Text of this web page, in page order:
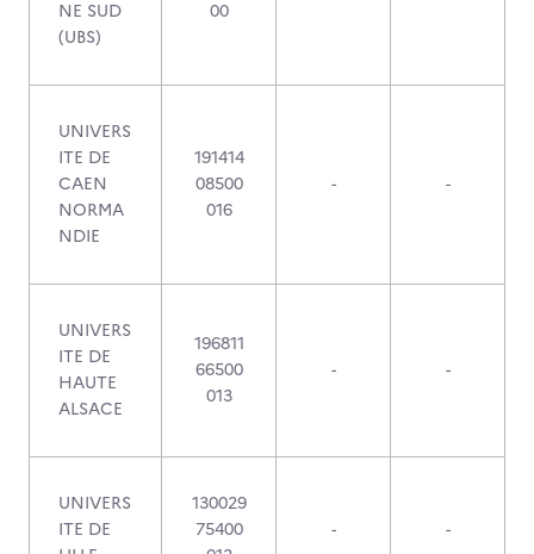
NE SUD
(UBS)
00
UNIVERS
ITE DE
CAEN
NORMA
NDIE
191414
08500
016
- -
UNIVERS
ITE DE
HAUTE
ALSACE
196811
66500
013
- -
UNIVERS
ITE DE
130029
75400
- -